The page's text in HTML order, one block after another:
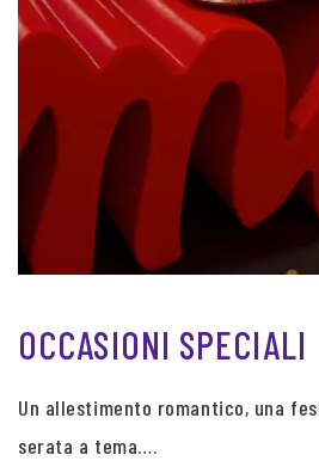
OCCASIONI SPECIALI
Un allestimento romantico, una
serata a tema….